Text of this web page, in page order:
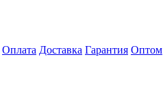
Оплата Доставка Гарантия Оптом